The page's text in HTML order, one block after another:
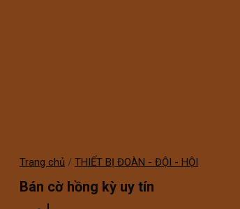
Trang chủ / THIẾT BỊ ĐOÀN - ĐỘI - HỘI
Bán cờ hồng kỳ uy tín